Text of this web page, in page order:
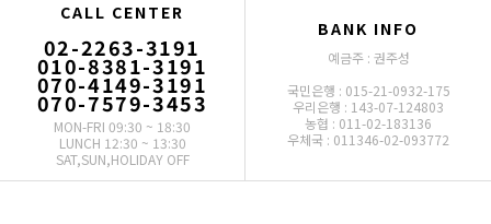
CALL CENTER
02-2263-3191
010-8381-3191
070-4149-3191
070-7579-3453
MON-FRI 09:30 ~ 18:30
LUNCH 12:30 ~ 13:30
SAT,SUN,HOLIDAY OFF
BANK INFO
예금주 : 권주성
국민은행 : 015-21-0932-175
우리은행 : 143-07-124803
농협 : 011-02-183136
우체국 : 011346-02-093772